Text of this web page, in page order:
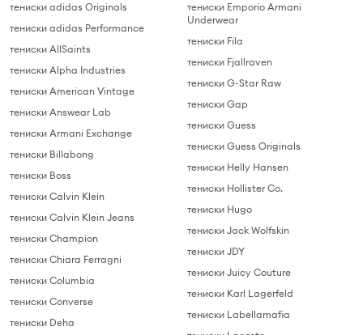
тениски adidas Originals
тениски adidas Performance
тениски AllSaints
тениски Alpha Industries
тениски American Vintage
тениски Answear Lab
тениски Armani Exchange
тениски Billabong
тениски Boss
тениски Calvin Klein
тениски Calvin Klein Jeans
тениски Champion
тениски Chiara Ferragni
тениски Columbia
тениски Converse
тениски Deha
тениски Emporio Armani
Underwear
тениски Fila
тениски Fjallraven
тениски G-Star Raw
тениски Gap
тениски Guess
тениски Guess Originals
тениски Helly Hansen
тениски Hollister Co.
тениски Hugo
тениски Jack Wolfskin
тениски JDY
тениски Juicy Couture
тениски Karl Lagerfeld
тениски Labellamafia